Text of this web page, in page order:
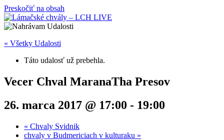
Preskočiť na obsah
« Všetky Udalosti
Táto udalosť už prebehla.
Vecer Chval MaranaTha Presov
26. marca 2017 @ 17:00 - 19:00
« Chvaly Svidnik
chvaly v Budmericiach v kulturaku »